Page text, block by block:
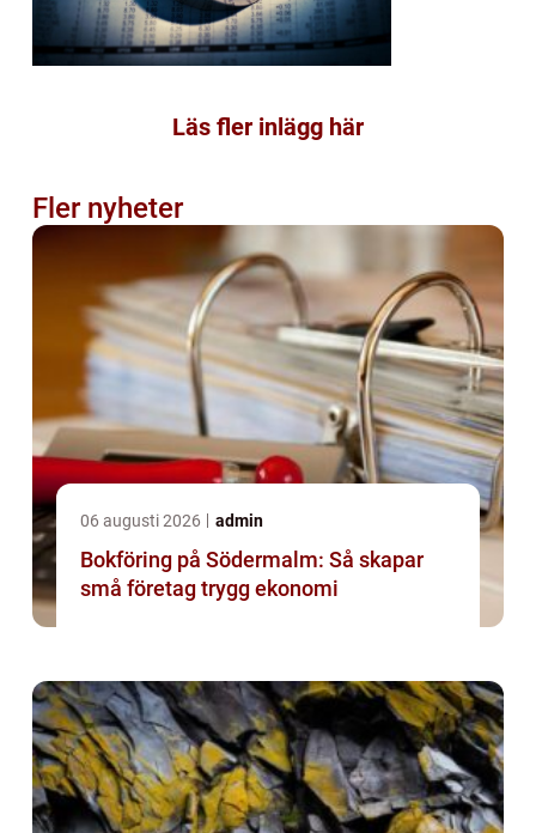
Läs fler inlägg här
Fler nyheter
06 augusti 2026 admin
Bokföring på Södermalm: Så skapar
små företag trygg ekonomi